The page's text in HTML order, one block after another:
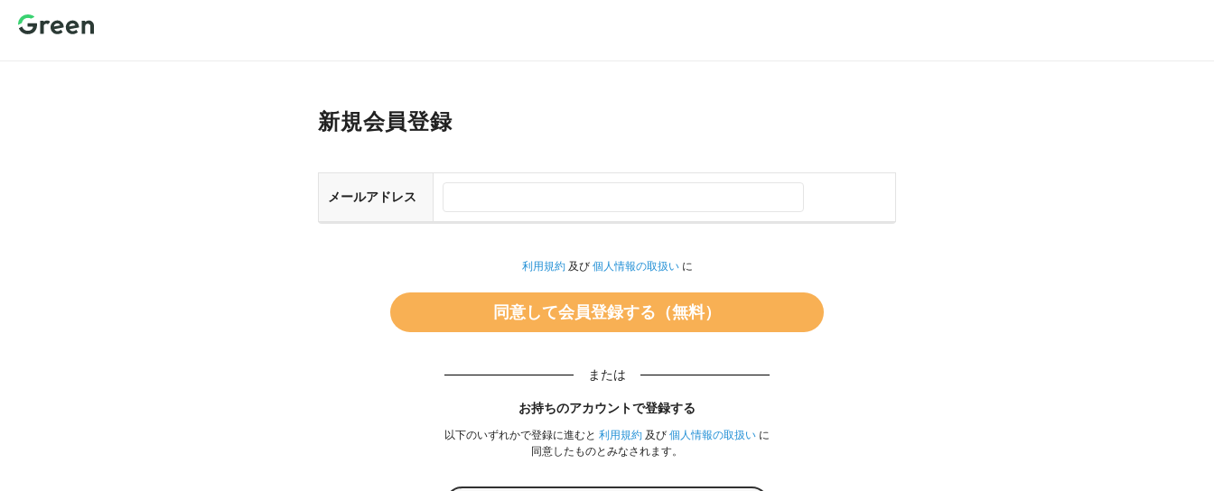
新規会員登録
メールアドレス
利用規約及び 個人情報の取扱いに
または
お持ちのアカウントで登録する
以下のいずれかで登録に進むと 利用規約 及び 個人情報の取扱い に
同意したものとみなされます。